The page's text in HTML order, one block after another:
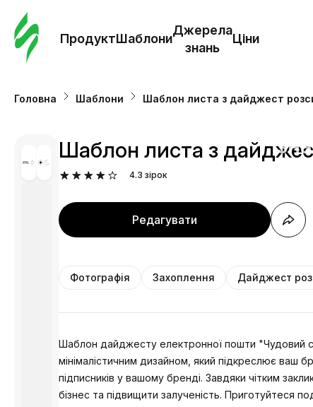
ПродуктШаблони
Джерела
знань
Ціни
Головна Шаблони Шаблон листа з дайджест
Шаблон листа з
4.3 зірок
Редагувати
Фотографія Захоплення Дайджест
Шаблон дайджесту електронної пошти "Чудовий
мінімалістичним дизайном, який підкреслює ваш
підписників у вашому бренді. Завдяки чітким
бізнес та підвищити залученість. Приготуйтеся